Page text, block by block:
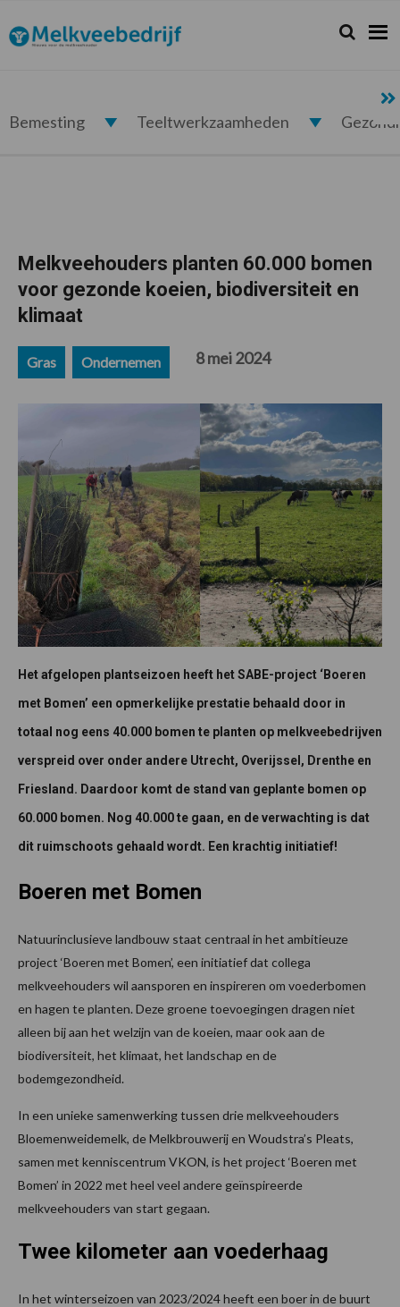
de
hoofdnavigatie
de
hoofd
de
eerste
de
voettekst
Melkveebedrijf.nl Zoeken...
Zoek
Bemesting Teeltwerkzaamheden
Melkveehouders planten 60.000 bomen
voor gezonde koeien, biodiversiteit en
klimaat
Gras Ondernemen 8 mei 2024
Het afgelopen plantseizoen heeft het SABE-project ‘Boeren
met Bomen’ een opmerkelijke prestatie behaald door in
totaal nog eens 40.000 bomen te planten op melkveebedrijven
verspreid over onder andere Utrecht, Overijssel, Drenthe en
Friesland. Daardoor komt de stand van geplante bomen op
60.000 bomen. Nog 40.000 te gaan, en de verwachting is dat
dit ruimschoots gehaald wordt. Een krachtig initiatief!
Boeren met Bomen
Natuurinclusieve landbouw staat centraal in het ambitieuze
project ‘Boeren met Bomen’, een initiatief dat collega
melkveehouders wil aansporen en inspireren om voederbomen
en hagen te planten. Deze groene toevoegingen dragen niet
alleen bij aan het welzijn van de koeien, maar ook aan de
biodiversiteit, het klimaat, het landschap en de
bodemgezondheid.
In een unieke samenwerking tussen drie melkveehouders
Bloemenweidemelk, de Melkbrouwerij en Woudstra’s Pleats,
samen met kenniscentrum VKON, is het project ‘Boeren met
Bomen’ in 2022 met heel veel andere geïnspireerde
melkveehouders van start gegaan.
Twee kilometer aan voederhaag
In het winterseizoen van 2023/2024 heeft een boer in de buurt